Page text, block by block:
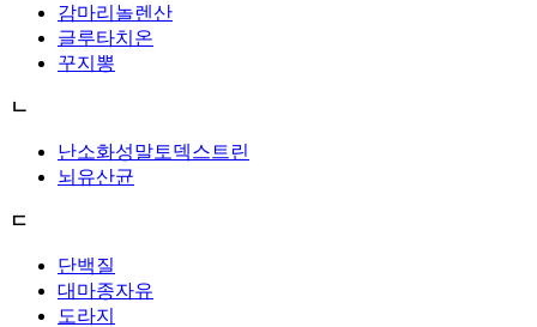
감마리놀렌산
글루타치온
꾸지뽕
ㄴ
난소화성말토덱스트린
뇌유산균
ㄷ
단백질
대마종자유
도라지